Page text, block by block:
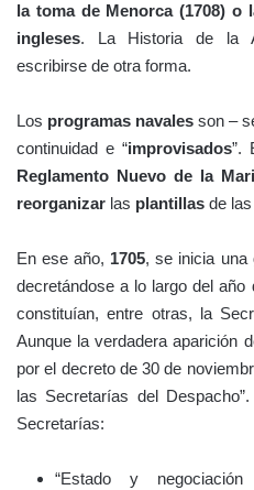
la toma de Menorca (1708) o
ingleses. La Historia de la
escribirse de otra forma.
Los programas navales son –
continuidad e “improvisados”.
Reglamento Nuevo de la
reorganizar las plantillas de
En ese año, 1705, se inicia una
decretándose a lo largo del
constituían, entre otras, la
Aunque la verdadera aparición
por el decreto de 30 de
las Secretarías del
Secretarías:
“Estado y